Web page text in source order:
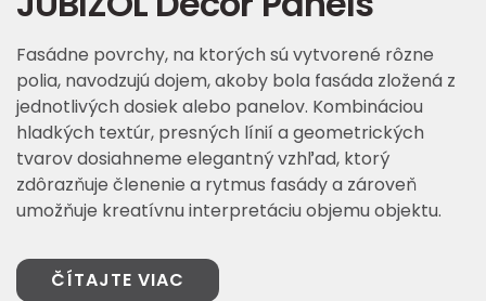
Fasádne povrchy, na ktorých sú vytvorené rôzne
polia, navodzujú dojem, akoby bola fasáda zložená z
jednotlivých dosiek alebo panelov. Kombináciou
hladkých textúr, presných línií a geometrických
tvarov dosiahneme elegantný vzhľad, ktorý
zdôrazňuje členenie a rytmus fasády a zároveň
umožňuje kreatívnu interpretáciu objemu objektu.
ČÍTAJTE VIAC